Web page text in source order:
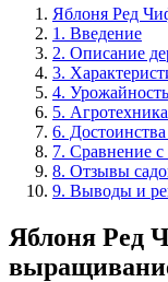
сортом.Яблоня Ред
1. Введение
2. Описание
3.
4.
5.
6.
7. Сравнение
8. Отзывы
9. Выводы и
Яблоня Ред